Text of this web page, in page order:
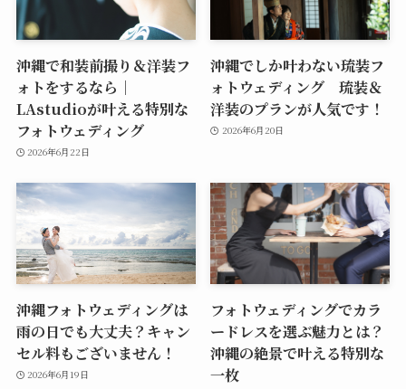
沖縄で和装前撮り＆洋装フ
ォトをするなら｜
LAstudioが叶える特別な
フォトウェディング
2026年6月22日
沖縄でしか叶わない琉装フ
ォトウェディング 琉装＆
洋装のプランが人気です！
2026年6月20日
沖縄フォトウェディングは
雨の日でも大丈夫？キャン
セル料もございません！
2026年6月19日
フォトウェディングでカラ
ードレスを選ぶ魅力とは？
沖縄の絶景で叶える特別な
一枚